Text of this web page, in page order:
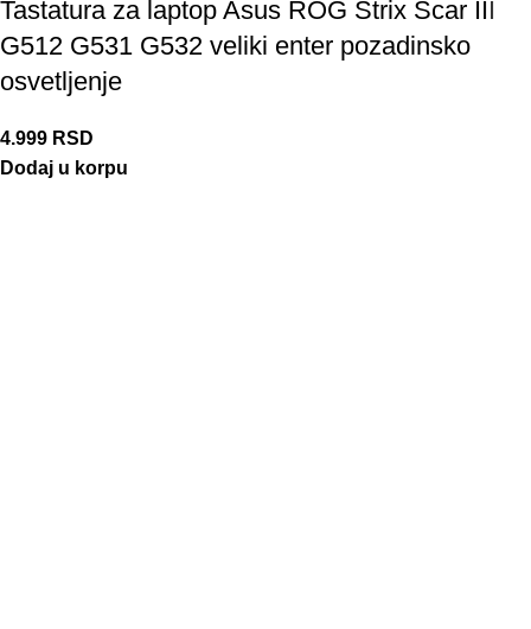
Tastatura za laptop Asus ROG Strix Scar III
G512 G531 G532 veliki enter pozadinsko
osvetljenje
4.999 RSD
Dodaj u korpu